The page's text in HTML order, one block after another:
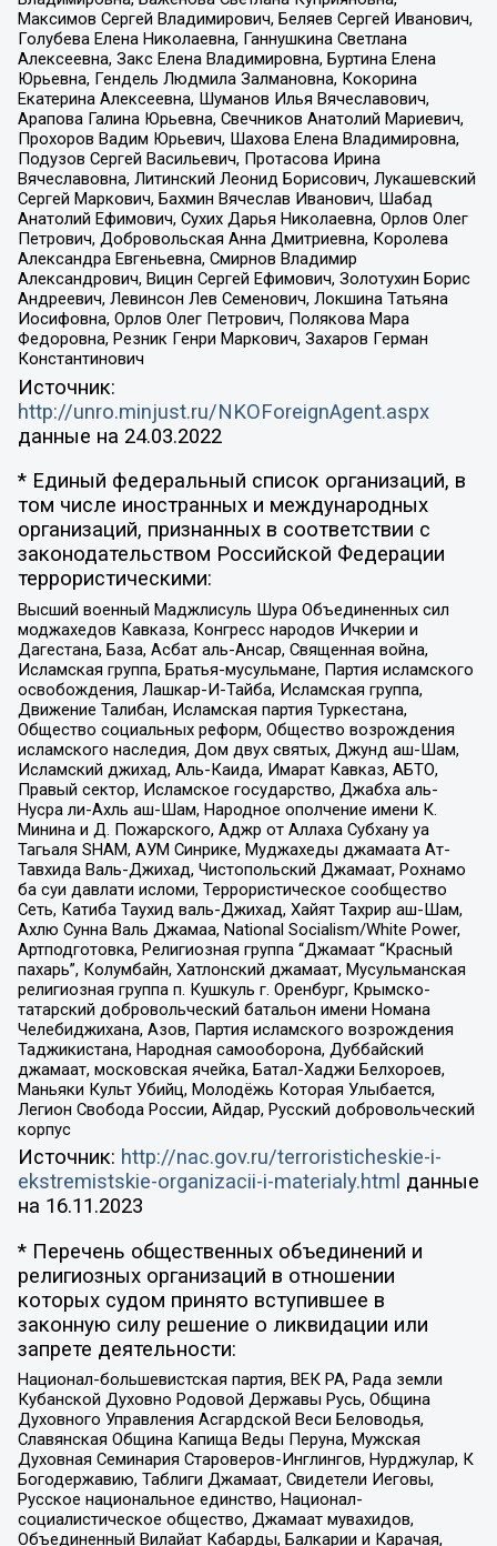
Максимов Сергей Владимирович, Беляев Сергей Иванович,
Голубева Елена Николаевна, Ганнушкина Светлана
Алексеевна, Закс Елена Владимировна, Буртина Елена
Юрьевна, Гендель Людмила Залмановна, Кокорина
Екатерина Алексеевна, Шуманов Илья Вячеславович,
Арапова Галина Юрьевна, Свечников Анатолий Мариевич,
Прохоров Вадим Юрьевич, Шахова Елена Владимировна,
Подузов Сергей Васильевич, Протасова Ирина
Вячеславовна, Литинский Леонид Борисович, Лукашевский
Сергей Маркович, Бахмин Вячеслав Иванович, Шабад
Анатолий Ефимович, Сухих Дарья Николаевна, Орлов Олег
Петрович, Добровольская Анна Дмитриевна, Королева
Александра Евгеньевна, Смирнов Владимир
Александрович, Вицин Сергей Ефимович, Золотухин Борис
Андреевич, Левинсон Лев Семенович, Локшина Татьяна
Иосифовна, Орлов Олег Петрович, Полякова Мара
Федоровна, Резник Генри Маркович, Захаров Герман
Константинович
Источник:
http://unro.minjust.ru/NKOForeignAgent.aspx
данные на 24.03.2022
* Единый федеральный список организаций, в
том числе иностранных и международных
организаций, признанных в соответствии с
законодательством Российской Федерации
террористическими:
Высший военный Маджлисуль Шура Объединенных сил
моджахедов Кавказа, Конгресс народов Ичкерии и
Дагестана, База, Асбат аль-Ансар, Священная война,
Исламская группа, Братья-мусульмане, Партия исламского
освобождения, Лашкар-И-Тайба, Исламская группа,
Движение Талибан, Исламская партия Туркестана,
Общество социальных реформ, Общество возрождения
исламского наследия, Дом двух святых, Джунд аш-Шам,
Исламский джихад, Аль-Каида, Имарат Кавказ, АБТО,
Правый сектор, Исламское государство, Джабха аль-
Нусра ли-Ахль аш-Шам, Народное ополчение имени К.
Минина и Д. Пожарского, Аджр от Аллаха Субхану уа
Тагьаля SHAM, АУМ Синрике, Муджахеды джамаата Ат-
Тавхида Валь-Джихад, Чистопольский Джамаат, Рохнамо
ба суи давлати исломи, Террористическое сообщество
Сеть, Катиба Таухид валь-Джихад, Хайят Тахрир аш-Шам,
Ахлю Сунна Валь Джамаа, National Socialism/White Power,
Артподготовка, Религиозная группа “Джамаат “Красный
пахарь”, Колумбайн, Хатлонский джамаат, Мусульманская
религиозная группа п. Кушкуль г. Оренбург, Крымско-
татарский добровольческий батальон имени Номана
Челебиджихана, Азов, Партия исламского возрождения
Таджикистана, Народная самооборона, Дуббайский
джамаат, московская ячейка, Батал-Хаджи Белхороев,
Маньяки Культ Убийц, Молодёжь Которая Улыбается,
Легион Свобода России, Айдар, Русский добровольческий
корпус
Источник: http://nac.gov.ru/terroristicheskie-i-
ekstremistskie-organizacii-i-materialy.html данные
на 16.11.2023
* Перечень общественных объединений и
религиозных организаций в отношении
которых судом принято вступившее в
законную силу решение о ликвидации или
запрете деятельности:
Национал-большевистская партия, ВЕК РА, Рада земли
Кубанской Духовно Родовой Державы Русь, Община
Духовного Управления Асгардской Веси Беловодья,
Славянская Община Капища Веды Перуна, Мужская
Духовная Семинария Староверов-Инглингов, Нурджулар, К
Богодержавию, Таблиги Джамаат, Свидетели Иеговы,
Русское национальное единство, Национал-
социалистическое общество, Джамаат мувахидов,
Объединенный Вилайат Кабарды, Балкарии и Карачая,